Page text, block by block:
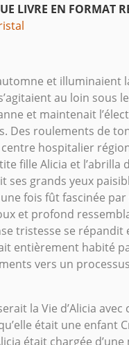
LIVRE EN FORMAT
et illuminaient
au loin sous
et maintenait
Des roulements de
hospitalier
fille Alicia et l’abrilla
ses grands yeux
fois fût fascinée
et profond
tristesse se répandit
entièrement habité
vers un
la Vie d’Alicia
était une enfant
était chargée